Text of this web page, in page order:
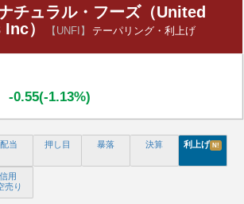
チュラル・フーズ（United
）
【UNFI】 テーパリング・利上げ
-0.55(-1.13%)
配当 押し目 暴落 決算 利上げ N!
信用
売り